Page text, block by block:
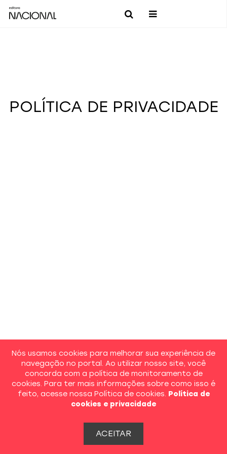
POLÍTICA DE PRIVACIDADE
Nós usamos cookies para melhorar sua experiência de
navegação no portal. Ao utilizar nosso site, você
concorda com a política de monitoramento de
cookies. Para ter mais informações sobre como isso é
feito, acesse nossa Política de cookies. Política de
cookies e privacidade
ACEITAR